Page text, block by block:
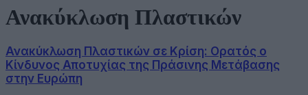
Ανακύκλωση Πλαστικών
Ανακύκλωση Πλαστικών σε Κρίση: Ορατός ο
Κίνδυνος Αποτυχίας της Πράσινης Μετάβασης
στην Ευρώπη